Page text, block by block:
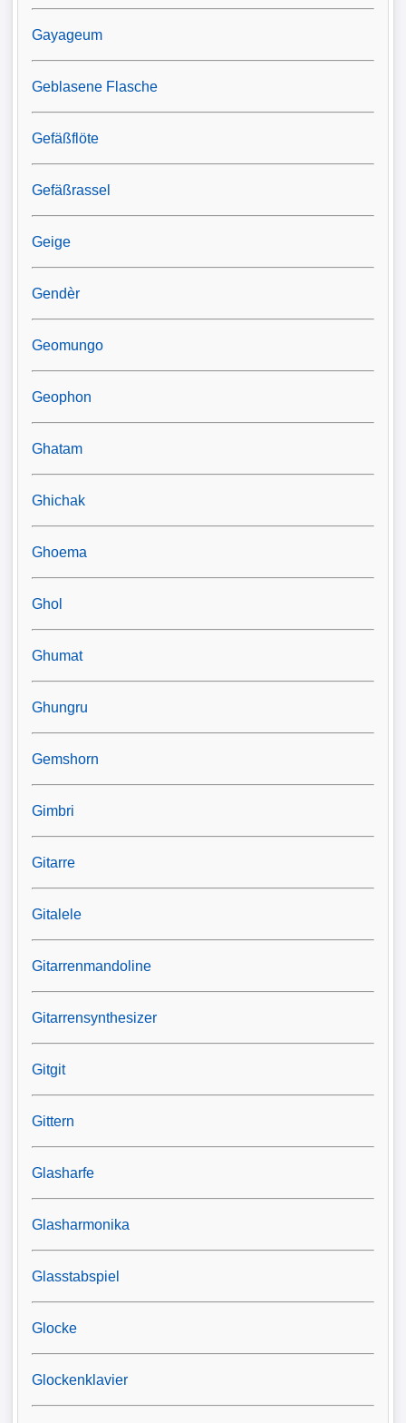
Gayageum
Geblasene Flasche
Gefäßflöte
Gefäßrassel
Geige
Gendèr
Geomungo
Geophon
Ghatam
Ghichak
Ghoema
Ghol
Ghumat
Ghungru
Gemshorn
Gimbri
Gitarre
Gitalele
Gitarrenmandoline
Gitarrensynthesizer
Gitgit
Gittern
Glasharfe
Glasharmonika
Glasstabspiel
Glocke
Glockenklavier